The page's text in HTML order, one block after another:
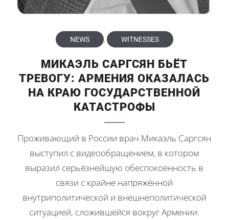
МИКАЭЛЬ САРГСЯН БЬЁТ
ТРЕВОГУ: АРМЕНИЯ ОКАЗАЛАСЬ
НА КРАЮ ГОСУДАРСТВЕННОЙ
КАТАСТРОФЫ
NEWS , WITNESSES
Проживающий в России врач Микаэль Саргсян
выступил с видеообращением, в котором
выразил серьёзнейшую обеспокоенность в
связи с крайне напряжённой
внутриполитической и внешнеполитической
ситуацией, сложившейся вокруг Армении.